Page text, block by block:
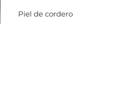
Piel de cordero